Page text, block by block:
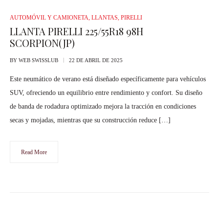
AUTOMÓVIL Y CAMIONETA, LLANTAS, PIRELLI
LLANTA PIRELLI 225/55R18 98H
SCORPION(JP)
BY WEB SWISSLUB 22 DE ABRIL DE 2025
Este neumático de verano está diseñado específicamente para vehículos
SUV, ofreciendo un equilibrio entre rendimiento y confort. Su diseño
de banda de rodadura optimizado mejora la tracción en condiciones
secas y mojadas, mientras que su construcción reduce […]
Read More